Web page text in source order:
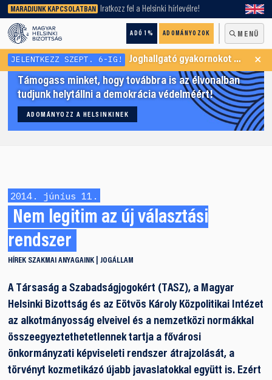
MARADJUNK KAPCSOLATBAN Iratkozz fel a Helsinki hírlevélre!
ADÓ 1% ADOMÁNYOZOK MENÜ
keresőnket!
JELENTKEZZ SZEPT. 6-IG! Joghallgató gyakornokot keresünk Menekültügyi Programunkba ×
Támogass minket, hogy továbbra is az élvonalban
tudjunk helytállni a demokrácia védelméért!
ADOMÁNYOZZ A HELSINKINEK
2014. június 11.
Nem legitim az új választási
rendszer
HÍREK SZAKMAI ANYAGAINK JOGÁLLAM
A Társaság a Szabadságjogokért (TASZ), a Magyar
Helsinki Bizottság és az Eötvös Károly Közpolitikai Intézet
az alkotmányosság elveivel és a nemzetközi normákkal
összeegyeztethetetlennek tartja a fővárosi
önkormányzati képviseleti rendszer átrajzolását, a
törvényt kozmetikázó újabb javaslatokkal együtt is. Ezért